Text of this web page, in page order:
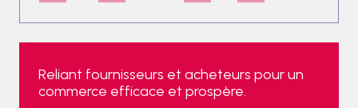
Reliant fournisseurs et acheteurs pour un
commerce efficace et prospère.